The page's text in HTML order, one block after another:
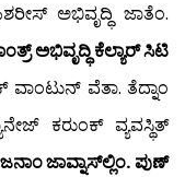
ಅಭಿವೃದ್ಧಿ ಜಾತೆಂ.
ಅಭಿವೃದ್ಧಿ ಕೆಲ್ಯಾರ್ ಸಿಟಿ
ವಾಂಟುನ್ ವೆತಾ. ತೆದ್ನಾಂ
ಕರುಂಕ್ ವ್ಯವಸ್ಥಿತ್
ಜಾವ್ನಾಸ್‍ಲ್ಲಿಂ. ಪುಣ್